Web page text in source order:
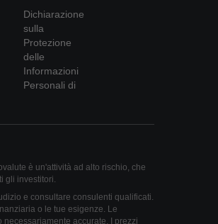
Dichiarazione
sulla
Protezione
delle
Informazioni
Personali di
è un'attività ad alto rischio, che
gli investitori.
e consultare consulenti qualificati.
o le tue esigenze. Le
accurate. I prezzi